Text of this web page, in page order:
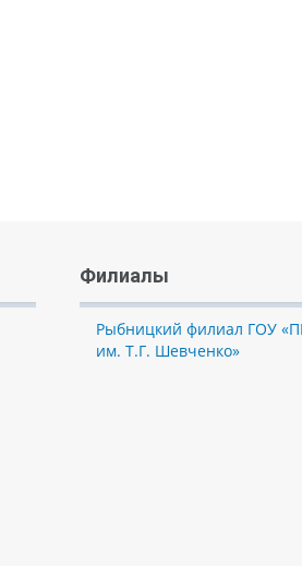
Филиалы
Рыбницкий филиал ГОУ
им. Т.Г. Шевченко»